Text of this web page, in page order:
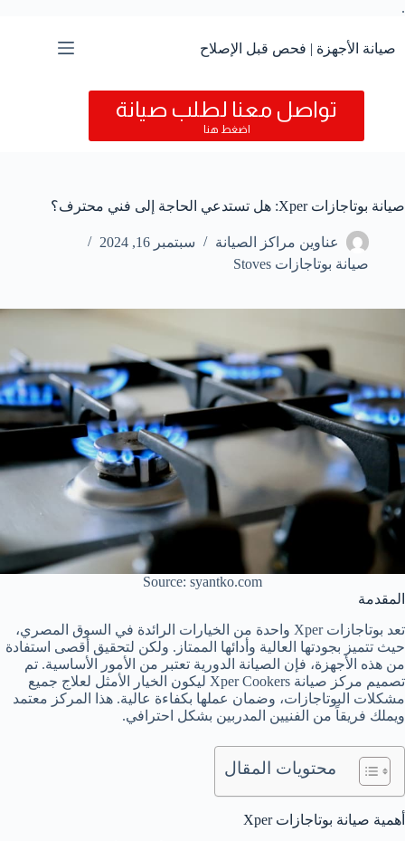
.
المحتوى
صيانة الأجهزة | فحص قبل الإصلاح
تواصل معنا لطلب صيانة
اضغط هنا
صيانة بوتاجازات Xper: هل تستدعي الحاجة إلى فني محترف؟
عناوين مراكز الصيانة
سبتمبر 16, 2024
صيانة بوتاجازات Stoves
Source: syantko.com
المقدمة
تعد بوتاجازات Xper واحدة من الخيارات الرائدة في السوق المصري،
حيث تتميز بجودتها العالية وأدائها الممتاز. ولكن لتحقيق أقصى استفادة
من هذه الأجهزة، فإن الصيانة الدورية تعتبر من الأمور الأساسية. تم
تصميم مركز صيانة Xper Cookers ليكون الخيار الأمثل لعلاج جميع
مشكلات البوتاجازات، وضمان عملها بكفاءة عالية. هذا المركز معتمد
ويملك فريقاً من الفنيين المدربين بشكل احترافي.
محتويات المقال
أهمية صيانة بوتاجازات Xper